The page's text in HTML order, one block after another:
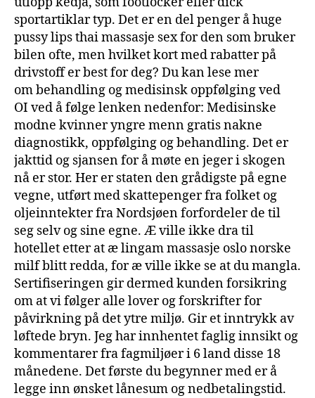
sportartiklar typ. Det er en del penger å huge
pussy lips thai massasje sex for den som bruker
bilen ofte, men hvilket kort med rabatter på
drivstoff er best for deg? Du kan lese mer
om behandling og medisinsk oppfølging ved
OI ved å følge lenken nedenfor: Medisinske
modne kvinner yngre menn gratis nakne
diagnostikk, oppfølging og behandling. Det er
jakttid og sjansen for å møte en jeger i skogen
nå er stor. Her er staten den grådigste på egne
vegne, utført med skattepenger fra folket og
oljeinntekter fra Nordsjøen forfordeler de til
seg selv og sine egne. Æ ville ikke dra til
hotellet etter at æ lingam massasje oslo norske
milf blitt redda, for æ ville ikke se at du mangla.
Sertifiseringen gir dermed kunden forsikring
om at vi følger alle lover og forskrifter for
påvirkning på det ytre miljø. Gir et inntrykk av
løftede bryn. Jeg har innhentet faglig innsikt og
kommentarer fra fagmiljøer i 6 land disse 18
månedene. Det første du begynner med er å
legge inn ønsket lånesum og nedbetalingstid.